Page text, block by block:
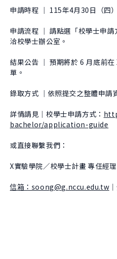
Center for Creativity and
CANJUNE
申請時程 ｜ 115年4月30日（四
申請流程 ｜ 請點選「校學士申
洽校學士辦公室。
結果公告 ｜ 預期將於 6 月底前
單。
錄取方式 ｜依照提交之整體申請
詳情請見｜校學士申請方式：
bachelor/application-guide
或直接聯繫我們：
X實驗學院／校學士計畫 專任經
信箱：soong@g.nccu.edu.tw